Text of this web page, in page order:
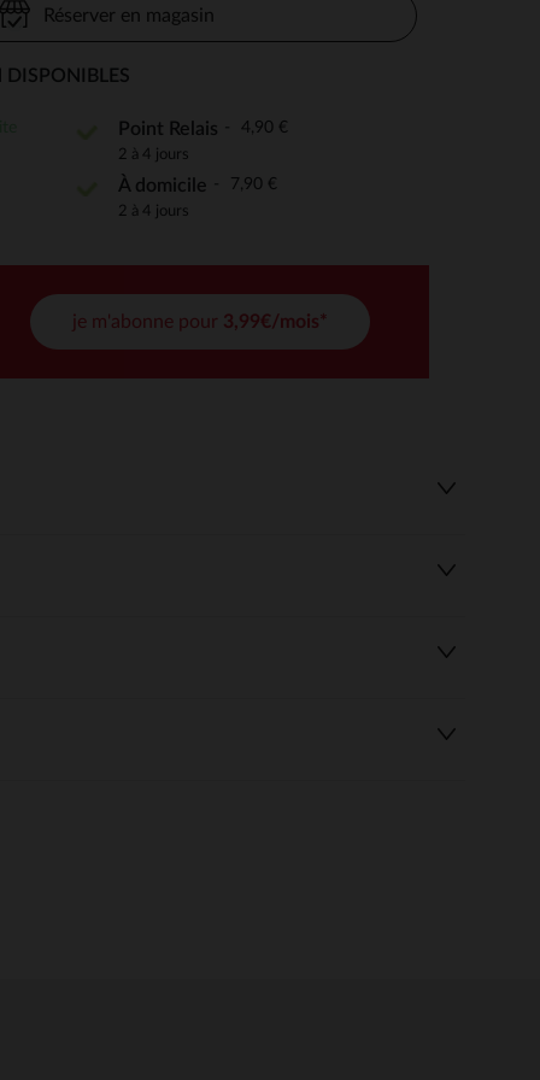
de confidentialité, en garantissant la conformité avec
Réserver en magasin
Point Relais 4,90 €
2 à 4 jours
À domicile 7,90 €
2 à 4 jours
je m'abonne pour 3,99€/mois*